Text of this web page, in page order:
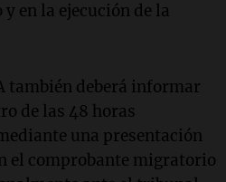
en la ejecución de la
también deberá informar
de las 48 horas
una presentación
el comprobante migratorio